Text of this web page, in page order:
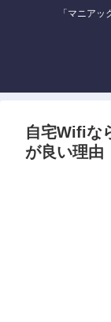
「マニア
自宅Wifiな
が良い理由